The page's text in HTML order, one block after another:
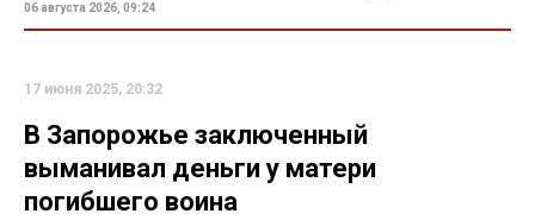
06 августа 2026, 09:24
17 июня 2025, 20:32
В Запорожье заключенный
выманивал деньги у матери
погибшего воина